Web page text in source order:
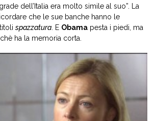
dell’Italia era molto simile al suo”. La
che le sue banche hanno le
titolispazzatura . E Obama pesta i piedi, ma
ha la memoria corta.